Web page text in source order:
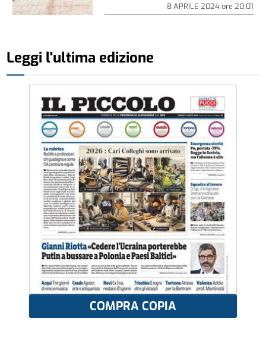
8 APRILE 2024ore 20:01
Leggi l'ultima edizione
COMPRA COPIA